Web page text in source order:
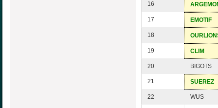
16
17 EMOTIF
18
19 CLIM
20 BIGOTS
21 SUEREZ
22 WUS